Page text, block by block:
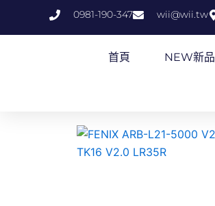
0981-190-347 wii@wii.tw
首頁 NEW新品